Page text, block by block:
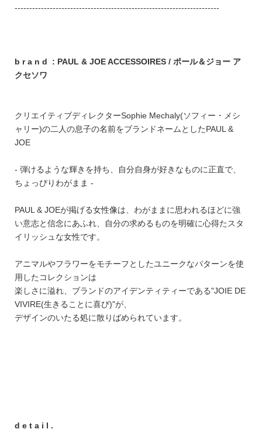
----------------------------------------------------------------------
b r a n d : PAUL & JOE ACCESSOIRES / ポール＆ジョー ア
クセソワ
クリエイティブディレクターSophie Mechaly(ソフィー・メシ
ャリー)の二人の息子の名前をブランドネームとしたPAUL &
JOE
- 弾けるような輝きを持ち、自分自身が好きなものに正直で、
ちょっぴりわがまま -
PAUL & JOEが掲げる女性像は、わがままに思われるほどに強
い意志と信念にあふれ、自分の求めるものを明確に心得たスタ
イリッシュな女性です。
アニマルやフラワーをモチーフとしたユニークなパターンを使
用したコレクションは
楽しさに溢れ、ブランドのアイデンティティーである"JOIE DE
VIVIRE(生きることに喜び)"が、
デザインのいたる処に散りばめられています。
d e t a i l .